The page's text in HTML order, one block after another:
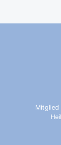
Mitglied